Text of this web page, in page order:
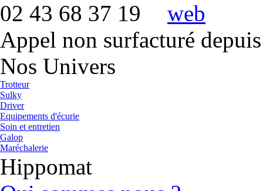
02 43 68 37 19
Appel non surfacturé
Nos Univers
Trotteur
Sulky
Driver
Equipements d'écurie
Soin et entretien
Galop
Maréchalerie
Hippomat